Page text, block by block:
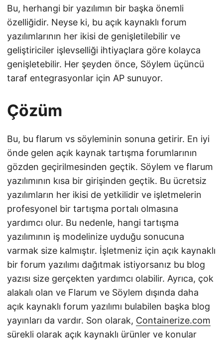
Bu, herhangi bir yazılımın bir başka önemli
özelliğidir. Neyse ki, bu açık kaynaklı forum
yazılımlarının her ikisi de genişletilebilir ve
geliştiriciler işlevselliği ihtiyaçlara göre kolayca
genişletebilir. Her şeyden önce, Söylem üçüncü
taraf entegrasyonlar için AP sunuyor.
Çözüm
Bu, bu flarum vs söyleminin sonuna getirir. En iyi
önde gelen açık kaynak tartışma forumlarının
gözden geçirilmesinden geçtik. Söylem ve flarum
yazılımının kısa bir girişinden geçtik. Bu ücretsiz
yazılımların her ikisi de yetkilidir ve işletmelerin
profesyonel bir tartışma portalı olmasına
yardımcı olur. Bu nedenle, hangi tartışma
yazılımının iş modelinize uyduğu sonucuna
varmak size kalmıştır. İşletmeniz için açık kaynaklı
bir forum yazılımı dağıtmak istiyorsanız bu blog
yazısı size gerçekten yardımcı olabilir. Ayrıca, çok
alakalı olan ve Flarum ve Söylem dışında daha
açık kaynaklı forum yazılımı bulabilen başka blog
yayınları da vardır. Son olarak, Containerize.com
sürekli olarak açık kaynaklı ürünler ve konular